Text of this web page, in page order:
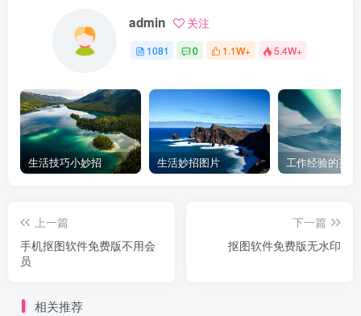
admin 关注
1081 0 1.1W+ 5.4W+
生活技巧小妙招 生活妙招图片 工作经验的英
上一篇
手机抠图软件免费版不用会
员
下一篇
抠图软件免费版无水印
相关推荐